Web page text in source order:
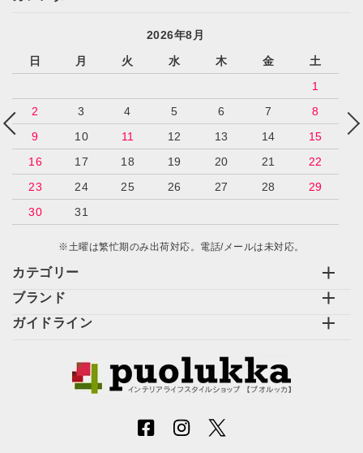
カテゴリー
ブランド
ガイドライン
2026年8月
日
月 火 水 木 金
土
1
2
3 4 5 6 7
8
9
10 11 12 13 14
15
16
17 18 19 20 21
22
23
24 25 26 27 28
29
30
31
※土曜は繁忙期のみ出荷対応。電話/メールは未対応。